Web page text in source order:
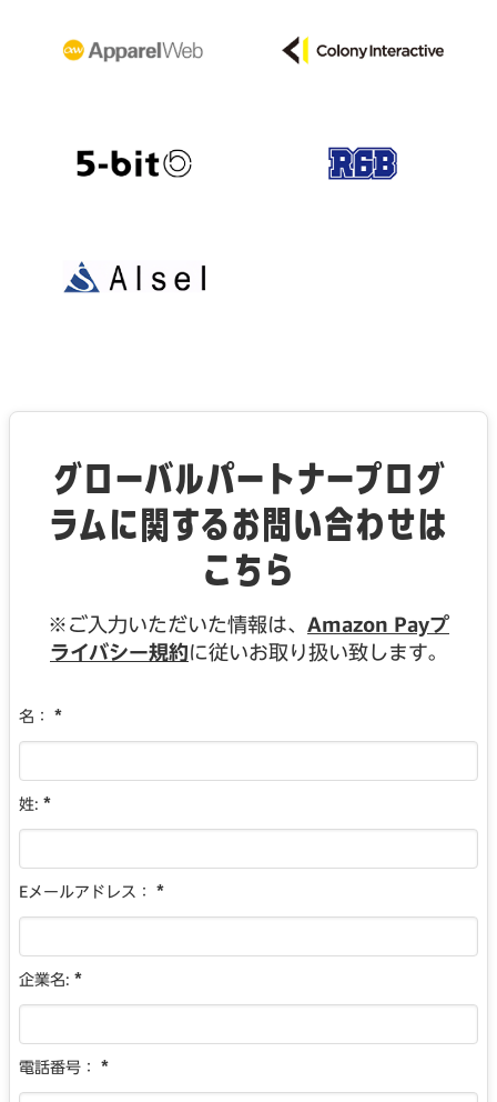
グローバルパートナープログ
ラムに関するお問い合わせは
こちら
※ご入力いただいた情報は、 Amazon Payプ
ライバシー規約に従いお取り扱い致します。
名： *
姓: *
Eメールアドレス： *
企業名: *
電話番号： *